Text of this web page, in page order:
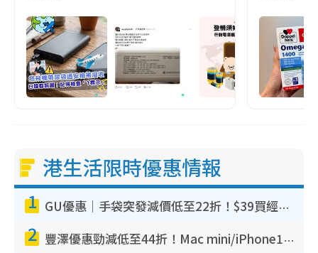
港生活限時優惠情報
1 GU優惠｜手袋突發減價低至22折！$39買經典波士頓包/餃子袋！飾物同步減價$29起！
2 豐澤優惠勁減低至44折！Mac mini/iPhone17Pro大減價！廚房家電$220起